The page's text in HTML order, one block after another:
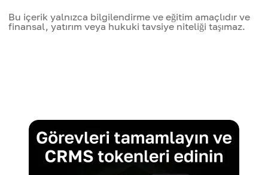
Bu içerik yalnızca bilgilendirme ve eğitim amaçlıdır ve
finansal, yatırım veya hukuki tavsiye niteliği taşımaz.